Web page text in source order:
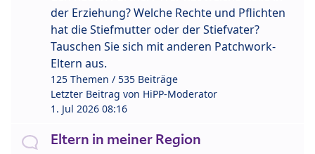
der Erziehung? Welche Rechte und Pflichten
hat die Stiefmutter oder der Stiefvater?
Tauschen Sie sich mit anderen Patchwork-
Eltern aus.
125 Themen / 535 Beiträge
Letzter Beitrag von HiPP-Moderator
1. Jul 2026 08:16
Eltern in meiner Region